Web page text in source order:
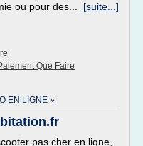
ou pour des... [suite...]
Que Faire
EN LIGNE »
pas cher en ligne,